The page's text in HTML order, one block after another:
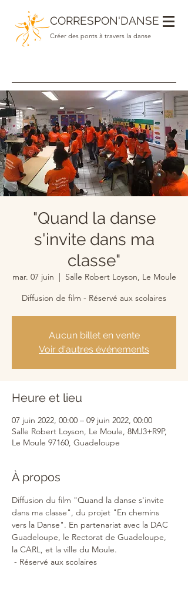
CORRESPON'DANSE
Créer des ponts à travers la danse
"Quand la danse
s'invite dans ma
classe"
mar. 07 juin
  |
Salle Robert Loyson, Le Moule
Diffusion de film - Réservé aux scolaires
Aucun billet en vente
Voir d'autres événements
Heure et lieu
07 juin 2022, 00:00 – 09 juin 2022, 00:00
Salle Robert Loyson, Le Moule, 8MJ3+R9P,
Le Moule 97160, Guadeloupe
À propos
Diffusion du film "Quand la danse s'invite
dans ma classe", du projet "En chemins
vers la Danse". En partenariat avec la DAC
Guadeloupe, le Rectorat de Guadeloupe,
la CARL, et la ville du Moule.
- Réservé aux scolaires